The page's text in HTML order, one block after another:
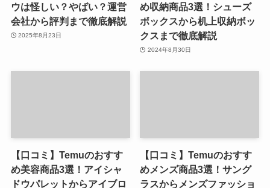
ウは怪しい？やばい？運営
会社から評判まで徹底解説
2025年8月23日
め収納商品3選！シューズ
ボックスから机上収納ボッ
クスまで徹底解説
2024年8月30日
【口コミ】Temuのおすす
め美容商品3選！アイシャ
ドウパレットからアイブロ
【口コミ】Temuのおすす
めメンズ商品3選！サング
ラスからメンズファッショ